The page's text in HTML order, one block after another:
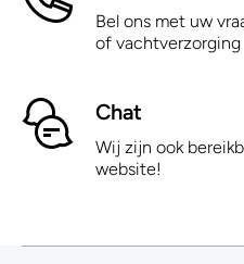
Bel ons met uw
of vachtverzorging
Chat
Wij zijn ook
website!